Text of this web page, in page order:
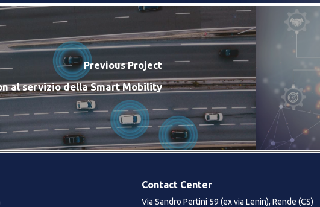
Previous Project
al servizio della Smart Mobility​
Contact Center
Via Sandro Pertini 59 (ex via Lenin), Rende (CS)